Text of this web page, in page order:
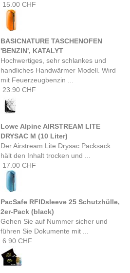
15.00 CHF
BASICNATURE TASCHENOFEN
'BENZIN', KATALYT
Hochwertiges, sehr schlankes und
handliches Handwärmer Modell. Wird
mit Feuerzeugbenzin ...
23.90 CHF
Lowe Alpine AIRSTREAM LITE
DRYSAC M (10 Liter)
Der Airstream Lite Drysac Packsack
hält den Inhalt trocken und ...
17.00 CHF
PacSafe RFIDsleeve 25 Schutzhülle,
2er-Pack (black)
Gehen Sie auf Nummer sicher und
führen Sie Dokumente mit ...
6.90 CHF